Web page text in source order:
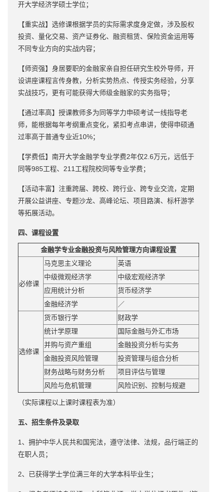
开大学经济学硕士学位；
【重实战】选修课根据学员的实际需求度身定做，涉及股权
投资、量化交易、资产证券化、融资租赁、保险资金运用等
不同专业方向的实战内容；
【师资强】身居要职的金融家亲自担任研究生校外导师，开
设讲座课程言传身教，分析实势热点、传授实务经验，分享
实战技巧，更有可能获得大师级金融家的实务指导；
【通过率高】授课教师多为同等学力申硕考试一线指导老
师，能根据每年考纲重点变化，紧扣考点串讲，使得申硕通
过率高于普通专业近10%；
【学费低】南开大学金融学专业学费2年仅2.6万元，远低于
同等985工程、211工程院校同等专业学费；
【活动丰富】注重跨届、跨校、跨行业、跨专业交流，定期
开展公益讲座、专题沙龙、高峰论坛、项目路演、标杆游学
等拓展活动。
四、课程设置
金融学专业金融投资与风险管理方向课程设置
必修课
马克思主义理论
英语
中级微观经济学
中级宏观经济学
应用统计分析
货币经济学
金融经济学
／
选修课
货币银行学
财政学
统计学原理
国际金融与外汇市场
并购与资产重组
金融投资分析与实务
金融投资风险管理
投资管理与组合分析
财务战略与财务分析
项目评估与管理
风险与危机管理
风险识别、控制与规避
（实际课程以上课时课程表为准）
五、招生条件及录取
1、拥护中华人民共和国宪法，遵守法律、法规，品行端正的
在职人员；
2、已获得学士学位满三年的大学本科毕业生；